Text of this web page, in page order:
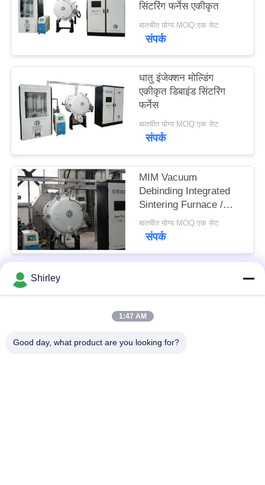
सिंटरिंग फर्नेस एकीकृत
बातचीत योग्य MOQ:एक सेट
संपर्क
धातु इंजेक्शन मोल्डिंग
एकीकृत डिबाइंड सिंटरिंग
फर्नेस
बातचीत योग्य MOQ:एक सेट
संपर्क
MIM Vacuum
Debinding Integrated
Sintering Furnace /
Silicon Carbide
Furnace
बातचीत योग्य MOQ:एक सेट
संपर्क
लोकप्रिय श्रेणियां
Shirley
1:47 AM
Good day, what product are you looking for?